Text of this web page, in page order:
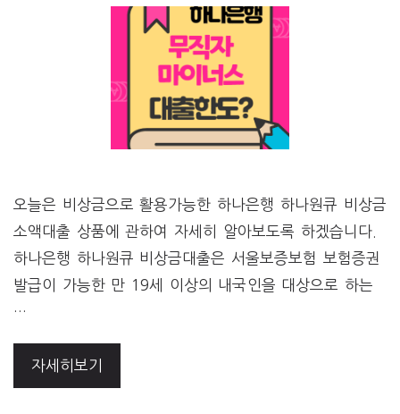
오늘은 비상금으로 활용가능한 하나은행 하나원큐 비상금
소액대출 상품에 관하여 자세히 알아보도록 하겠습니다.
하나은행 하나원큐 비상금대출은 서울보증보험 보험증권
발급이 가능한 만 19세 이상의 내국인을 대상으로 하는
…
자세히보기